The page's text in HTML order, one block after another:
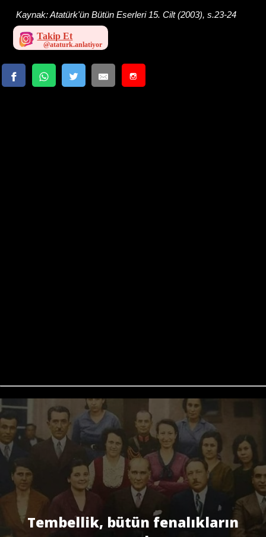
Kaynak:Atatürk'ün Bütün Eserleri 15. Cilt (2003), s.23-24
Takip Et
Tembellik, bütün fenalıkların